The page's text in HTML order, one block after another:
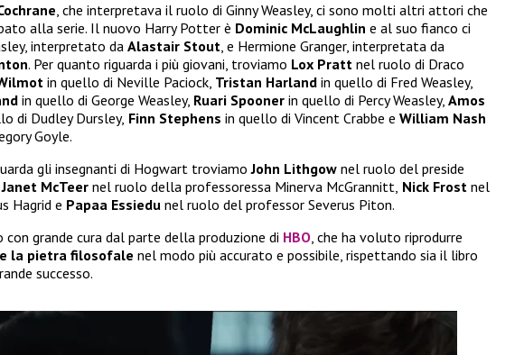
, che interpretava il ruolo di Ginny Weasley, ci sono molti altri attori che
alla serie. Il nuovo Harry Potter è Dominic McLaughlin e al suo fianco ci
interpretato da Alastair Stout, e Hermione Granger, interpretata da
. Per quanto riguarda i più giovani, troviamo Lox Pratt nel ruolo di Draco
in quello di Neville Paciock, Tristan Harland in quello di Fred Weasley,
in quello di George Weasley, Ruari Spooner in quello di Percy Weasley, Amos
di Dudley Dursley, Finn Stephens in quello di Vincent Crabbe e William Nash
Goyle.
gli insegnanti di Hogwart troviamoJohn Lithgow nel ruolo del preside
Janet McTeer nel ruolo della professoressa Minerva McGrannitt, Nick Frost nel
Hagrid e Papaa Essiedu nel ruolo del professor Severus Piton.
con grande cura dal parte della produzione di HBO, che ha voluto riprodurre
la pietra filosofale nel modo più accurato e possibile, rispettando sia il libro
successo.